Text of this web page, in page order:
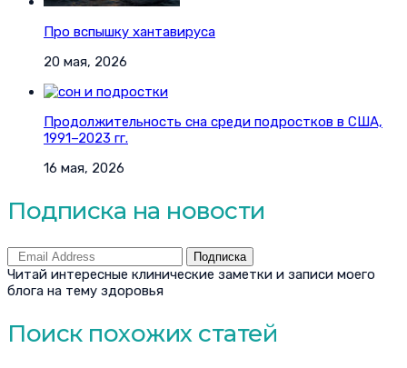
Про вспышку хантавируса
20 мая, 2026
Продолжительность сна среди подростков в США,
1991–2023 гг.
16 мая, 2026
Подписка на новости
Подписка
Читай интересные клинические заметки и записи моего
блога на тему здоровья
Поиск похожих статей